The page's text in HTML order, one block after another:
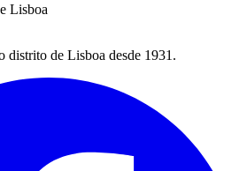
Lisboa
distrito de Lisboa desde 1931.